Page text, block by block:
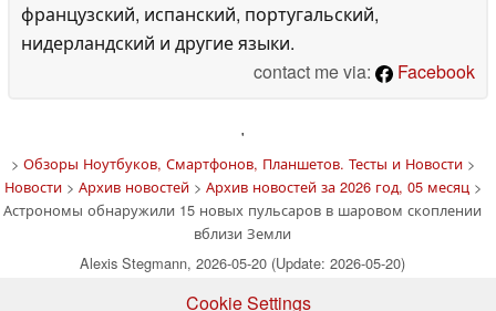
французский, испанский, португальский,
нидерландский и другие языки.
contact me via:
Facebook
'
> Обзоры Ноутбуков, Смартфонов, Планшетов. Тесты и Новости>
Новости> Архив новостей> Архив новостей за 2026 год, 05 месяц>
Астрономы обнаружили 15 новых пульсаров в шаровом скоплении
вблизи Земли
Alexis Stegmann, 2026-05-20 (Update: 2026-05-20)
Cookie Settings